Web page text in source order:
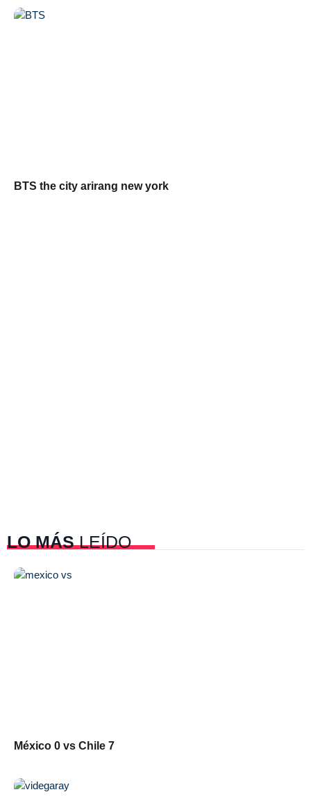
BTS the city arirang new york
LO MÁSLEÍDO
México 0 vs Chile 7